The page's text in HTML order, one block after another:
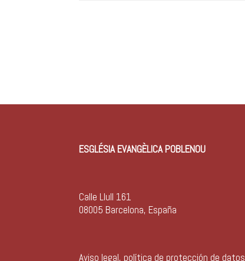
ESGLÉSIA EVANGÈLICA POBLENOU
Calle Llull 161
08005 Barcelona, España
Aviso legal, política de protección de datos